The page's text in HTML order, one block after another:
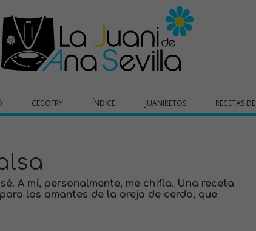
CECOFRY ÍNDICE JUANIRETOS RECETAS DE
A mí, personalmente, me chifla. Una receta
los amantes de la oreja de cerdo, que